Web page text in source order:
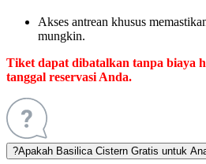
Akses antrean khusus
mungkin.
Tiket dapat dibatalkan tanpa biaya
tanggal reservasi Anda.
?Apakah Basilica Cistern Gratis untuk